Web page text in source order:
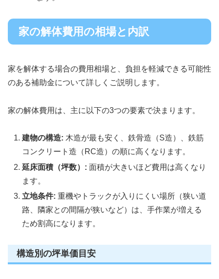
家の解体費用の相場と内訳
家を解体する場合の費用相場と、負担を軽減できる可能性
のある補助金について詳しくご説明します。
家の解体費用は、主に以下の3つの要素で決まります。
建物の構造: 木造が最も安く、鉄骨造（S造）、鉄筋
コンクリート造（RC造）の順に高くなります。
延床面積（坪数）: 面積が大きいほど費用は高くなり
ます。
立地条件: 重機やトラックが入りにくい場所（狭い道
路、隣家との間隔が狭いなど）は、手作業が増える
ため割高になります。
構造別の坪単価目安